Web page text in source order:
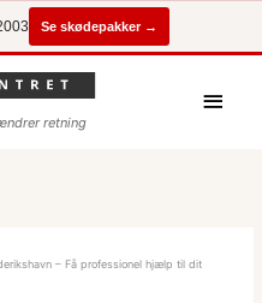
Se skødepakker →
retning
– Få professionel hjælp til dit